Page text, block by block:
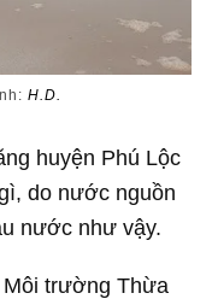
H.D.
huyện Phú Lộc
do nước nguồn
nước như vậy.
Môi trường Thừa